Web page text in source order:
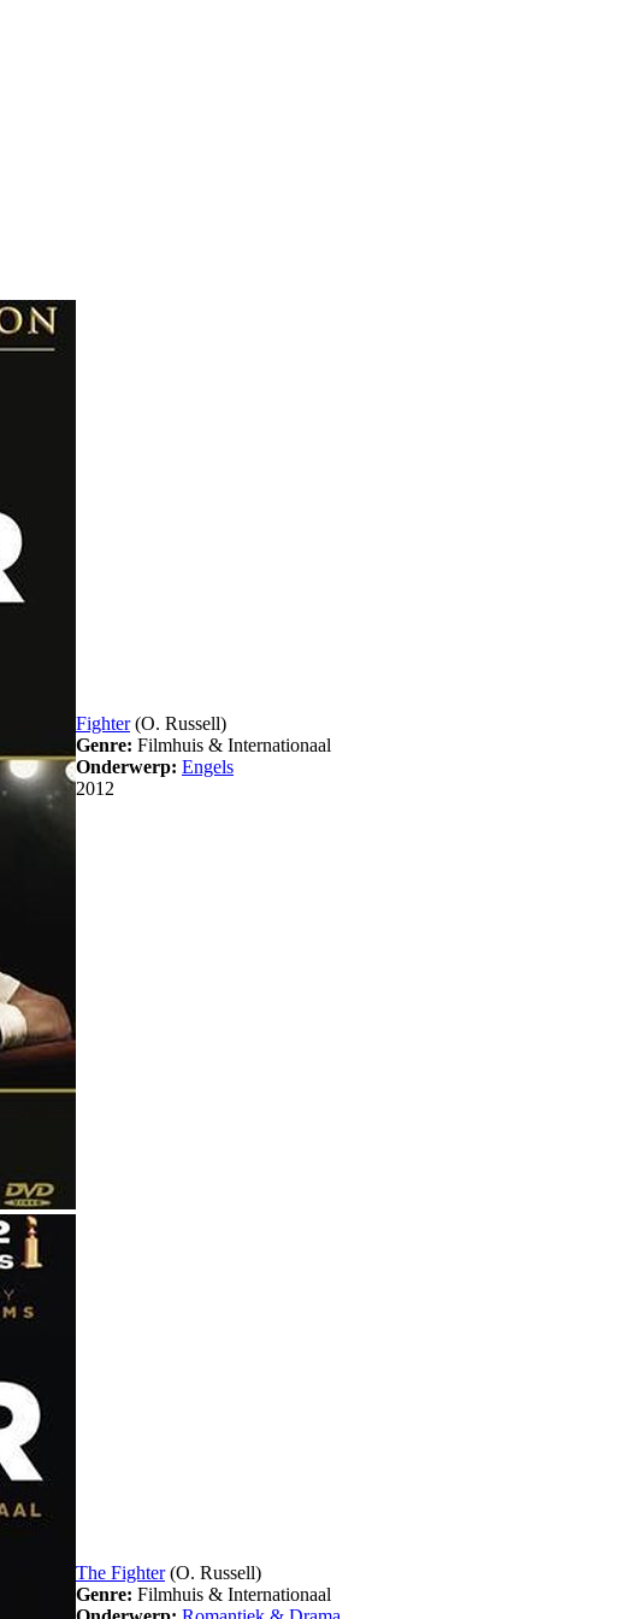
Fighter(O. Russell)
Genre: Filmhuis & Internationaal
Onderwerp: Engels
2012
The Fighter(O. Russell)
Genre: Filmhuis & Internationaal